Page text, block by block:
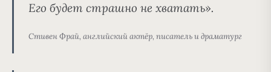
Его будет страшно не хватать».
Стивен Фрай, английский актёр, писатель и драматург